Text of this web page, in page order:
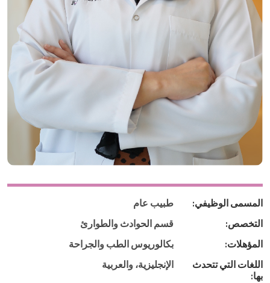
المسمى الوظيفي: طبيب عام
التخصص: قسم الحوادث والطوارئ
المؤهلات: بكالوريوس الطب والجراحة
اللغات التي تتحدث
بها:
الإنجليزية، والعربية